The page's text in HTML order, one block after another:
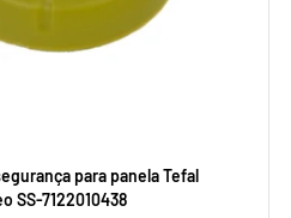
para panela Tefal
SS-7122010438